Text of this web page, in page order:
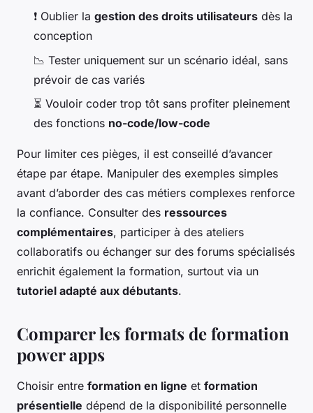
❗ Oublier la gestion des droits utilisateurs dès la
conception
📉 Tester uniquement sur un scénario idéal, sans
prévoir de cas variés
⏳ Vouloir coder trop tôt sans profiter pleinement
des fonctions no-code/low-code
Pour limiter ces pièges, il est conseillé d’avancer
étape par étape. Manipuler des exemples simples
avant d’aborder des cas métiers complexes renforce
la confiance. Consulter des ressources
complémentaires, participer à des ateliers
collaboratifs ou échanger sur des forums spécialisés
enrichit également la formation, surtout via un
tutoriel adapté aux débutants.
Comparer les formats de formation
power apps
Choisir entre formation en ligne et formation
présentielle dépend de la disponibilité personnelle